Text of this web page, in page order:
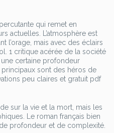
qui remet en
actuelles. L’atmosphère est
l’orage, mais avec des éclairs
1 critique acérée de la société
certaine profondeur
sont des héros de
peu claires et gratuit pdf
sur la vie et la mort, mais les
Le roman français bien
profondeur et de complexité.